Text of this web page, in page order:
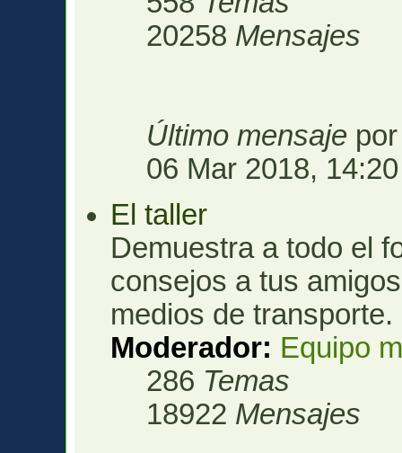
20258 Mensajes
Último mensaje
06 Mar 2018, 14:20
El taller
Demuestra a todo el
consejos a tus
medios de transporte.
Moderador: Equipo
286 Temas
18922 Mensajes